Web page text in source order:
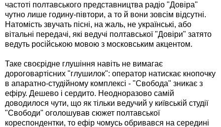
частоті полтавського представництва радіо "Довіра"
чутно лише годину-півтори, а то й вони зовсім відсутні.
Натомість звучать пісні, на жаль, не українські, або
вітальні передачі, які ведучі полтавської "Довіри" затято
ведуть російською мовою з московським акцентом.
Таке своєрідне глушіння навіть не вимагає
дороговартісних "глушилок": оператор натискає кнопочку
в апаратно-студійному комплексі - "Свобода" зникає з
ефіру. Дешево і сердито. Неодноразово самій
доводилося чути, що як тільки ведучий у київській студії
"Свободи" оголошував сюжет полтавської
кореспондентки, то ефір чомусь обривався на середині